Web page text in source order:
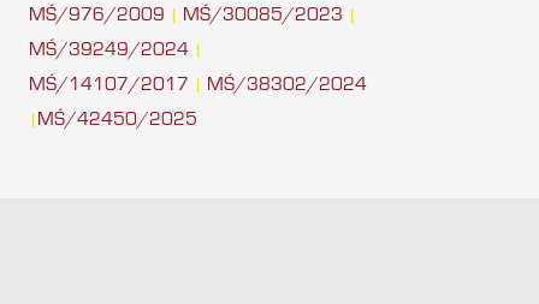
MŚ/976/2009 MŚ/30085/2023
MŚ/39249/2024
MŚ/14107/2017 MŚ/38302/2024
MŚ/42450/2025